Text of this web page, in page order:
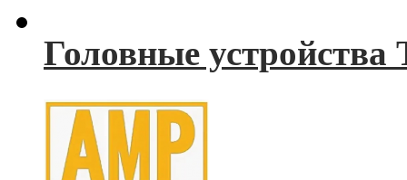
Головные устройства